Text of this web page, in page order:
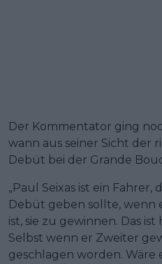
Der Kommentator ging
wann aus seiner Sicht der
Debüt bei der Grande
„Paul Seixas ist ein Fahrer,
Debüt geben sollte, wenn
ist, sie zu gewinnen. Das
Selbst wenn er Zweiter
geschlagen worden. Wäre